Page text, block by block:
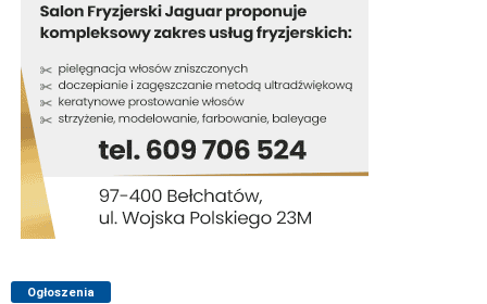
Ogłoszenia